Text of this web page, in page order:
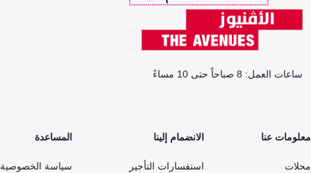
ساعات العمل: 8 صباحاً حتى 10 مساءً
معلومات عنا
محلات
الانضمام إلينا
استفسارات التأجير
المساعدة
سياسة الخصوصية